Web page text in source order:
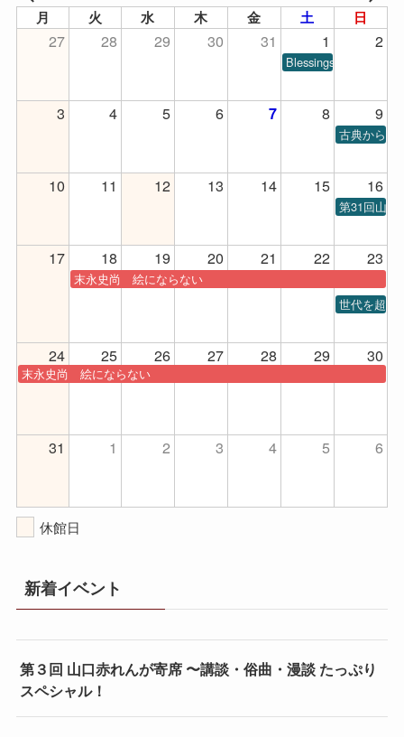
月 火 水 木 金 土 日
27 28 29 30 31 1 2
Blessings of Piano
3 4 5 6 7 8 9
古典から
10 11 12 13 14 15 16
第31回山口
17 18 19 20 21 22 23
末永史尚 絵にならない
世代を超え
24 25 26 27 28 29 30
末永史尚 絵にならない
31 1 2 3 4 5 6
休館日
新着イベント
第３回 山口赤れんが寄席 〜講談・俗曲・漫談 たっぷり
スペシャル！